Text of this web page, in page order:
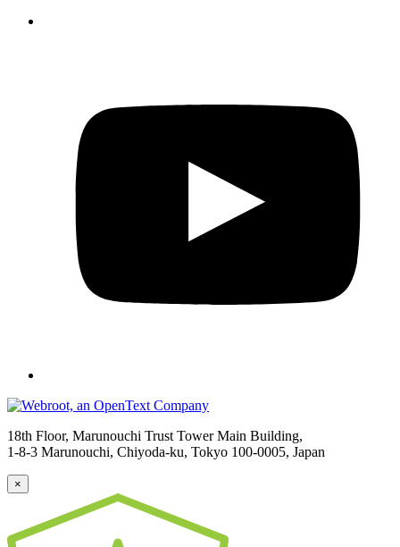
18th Floor, Marunouchi Trust Tower Main Building,
1-8-3 Marunouchi, Chiyoda-ku, Tokyo 100-0005, Japan
×